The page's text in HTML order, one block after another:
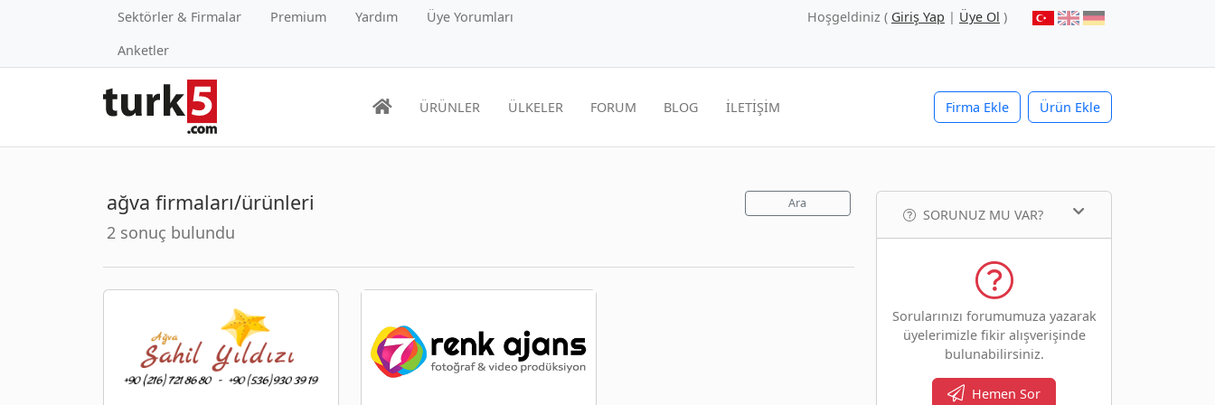
Sektörler & Firmalar Premium Yardım
Üye Yorumları
Anketler
Hoşgeldiniz ( Giriş Yap | Üye Ol )
Firma Ekle Ürün Ekle
ÜRÜNLER ÜLKELER FORUM BLOG İLETİŞİM
ağva firmaları/ürünleri
2 sonuç bulundu
Ara
SORUNUZ MU VAR?
Sorularınızı forumumuza yazarak
üyelerimizle fikir alışverişinde
bulunabilirsiniz.
Hemen Sor